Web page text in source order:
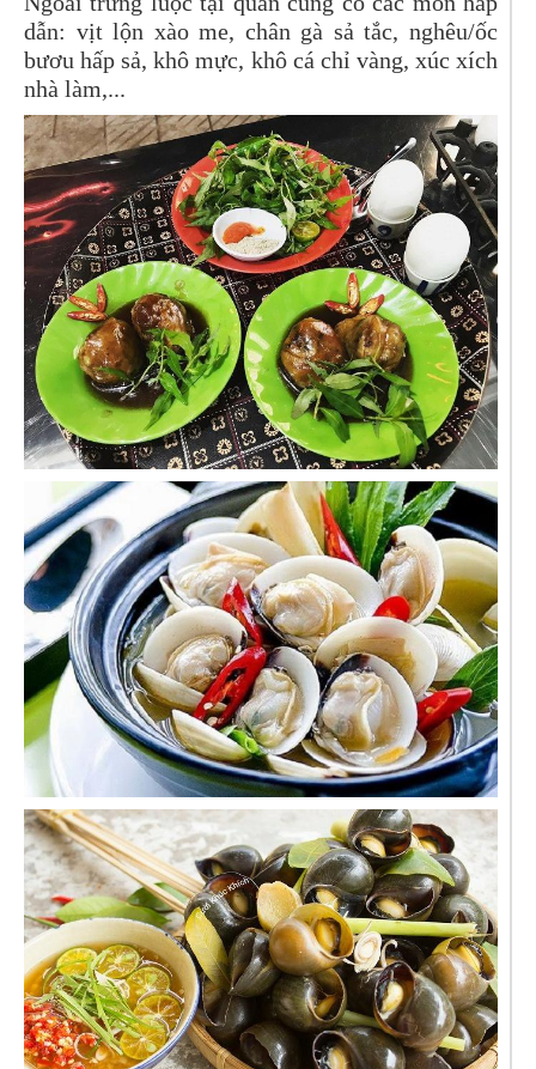
dẫn: vịt lộn xào me, chân gà sả tắc, nghêu/ốc
bươu hấp sả, khô mực, khô cá chỉ vàng, xúc xích
nhà làm,...